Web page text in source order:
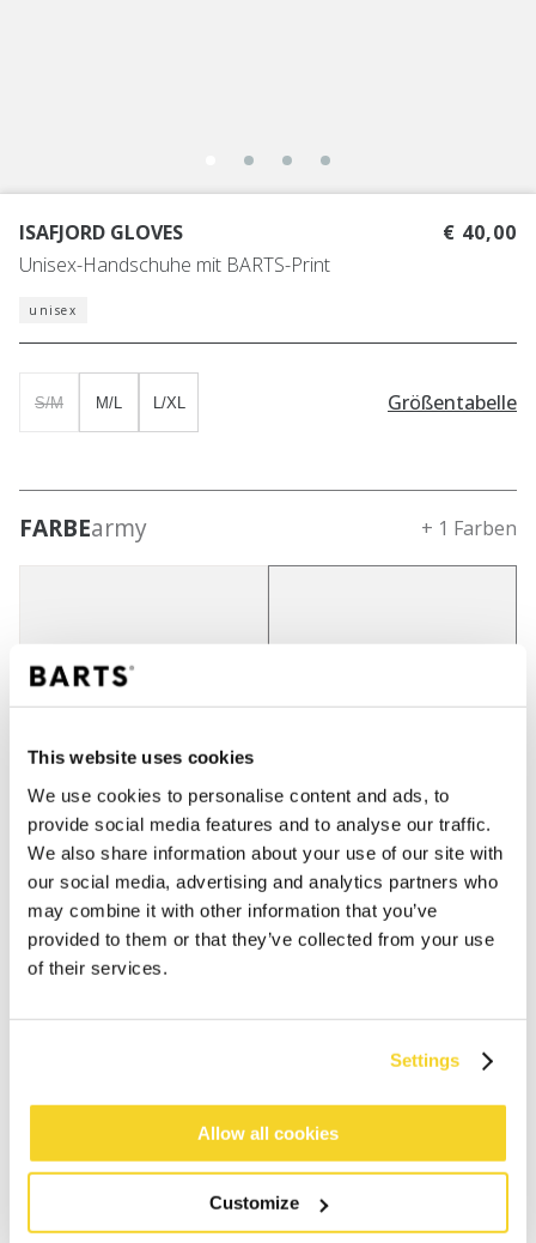
This website uses cookies
We use cookies to personalise content and ads, to
provide social media features and to analyse our traffic.
We also share information about your use of our site with
our social media, advertising and analytics partners who
may combine it with other information that you’ve
provided to them or that they’ve collected from your use
of their services.
Settings
Allow all cookies
Customize
ISAFJORD GLOVES
Unisex-Handschuhe mit BARTS-Print
€ 40,00
unisex
S/M M/L L/XL Größentabelle
FARBEarmy + 1 Farben
Bestellungen, die vor 12 Uhr MEZ (Montag bis
Freitag) bei uns eingehen, werden noch am selben